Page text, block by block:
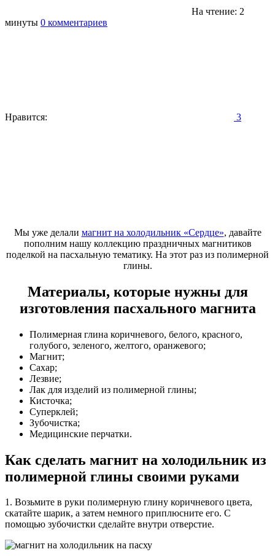
На чтение: 2
минуты 0 комментариев
Нравится: 3
Мы уже делали магнит на холодильник «Сердце», давайте
пополним нашу коллекцию праздничных магнитиков
поделкой на пасхальную тематику. На этот раз из полимерной
глины.
Материалы, которые нужны для
изготовления пасхального магнита
Полимерная глина коричневого, белого, красного,
голубого, зеленого, желтого, оранжевого;
Магнит;
Сахар;
Лезвие;
Лак для изделий из полимерной глины;
Кисточка;
Суперклей;
Зубочистка;
Медицинские перчатки.
Как сделать магнит на холодильник из
полимерной глины своими руками
1. Возьмите в руки полимерную глину коричневого цвета,
скатайте шарик, а затем немного приплюсните его. С
помощью зубочистки сделайте внутри отверстие.